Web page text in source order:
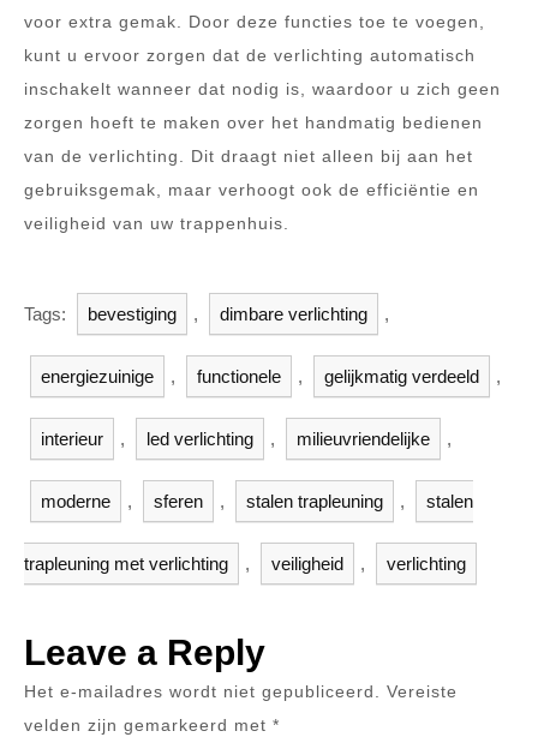
voor extra gemak. Door deze functies toe te voegen,
kunt u ervoor zorgen dat de verlichting automatisch
inschakelt wanneer dat nodig is, waardoor u zich geen
zorgen hoeft te maken over het handmatig bedienen
van de verlichting. Dit draagt niet alleen bij aan het
gebruiksgemak, maar verhoogt ook de efficiëntie en
veiligheid van uw trappenhuis.
Tags: bevestiging , dimbare verlichting ,
energiezuinige , functionele , gelijkmatig verdeeld ,
interieur , led verlichting , milieuvriendelijke ,
moderne , sferen , stalen trapleuning , stalen
trapleuning met verlichting , veiligheid , verlichting
Leave a Reply
Het e-mailadres wordt niet gepubliceerd.
Vereiste
velden zijn gemarkeerd met *